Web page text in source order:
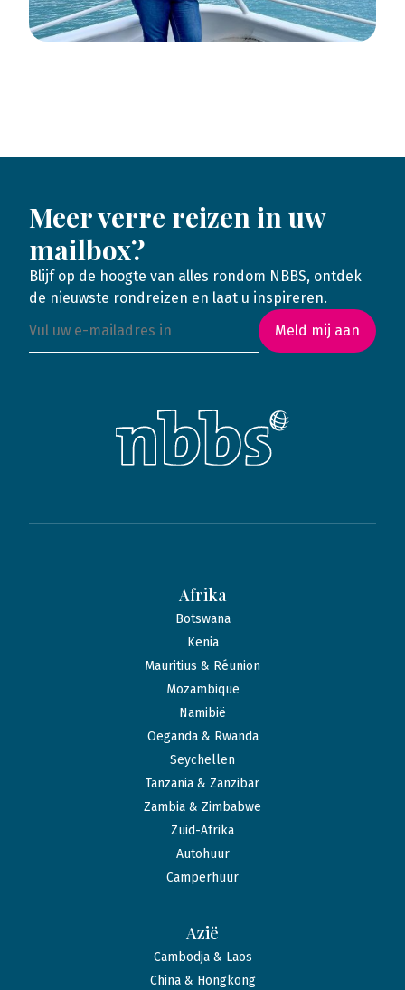
Meer verre reizen in uw
mailbox?
Blijf op de hoogte van alles rondom NBBS, ontdek
de nieuwste rondreizen en laat u inspireren.
Meld mij aan
Afrika
Botswana
Kenia
Mauritius & Réunion
Mozambique
Namibië
Oeganda & Rwanda
Seychellen
Tanzania & Zanzibar
Zambia & Zimbabwe
Zuid-Afrika
Autohuur
Camperhuur
Azië
Cambodja & Laos
China & Hongkong